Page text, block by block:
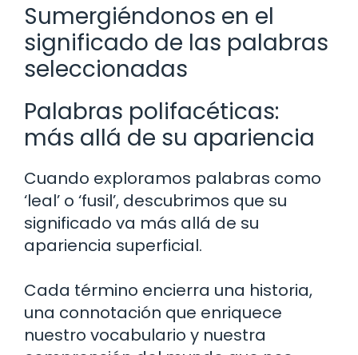
Sumergiéndonos en el
significado de las palabras
seleccionadas
Palabras polifacéticas:
más allá de su apariencia
Cuando exploramos palabras como
‘leal’ o ‘fusil’, descubrimos que su
significado va más allá de su
apariencia superficial.
Cada término encierra una historia,
una connotación que enriquece
nuestro vocabulario y nuestra